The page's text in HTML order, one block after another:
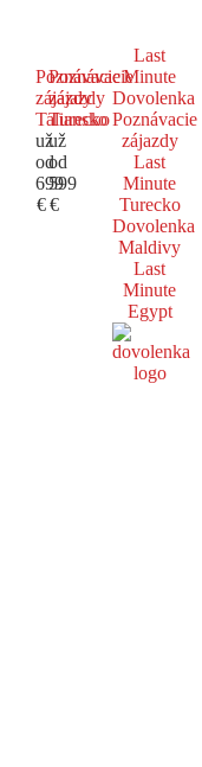
Poznávacie
zájazdy
Taliansko
už
od
699
€
Poznávacie
zájazdy
Turecko
už
od
599
€
Last
Minute
Dovolenka
Poznávacie
zájazdy
Last
Minute
Turecko
Dovolenka
Maldivy
Last
Minute
Egypt